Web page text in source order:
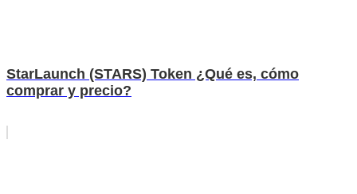
StarLaunch (STARS) Token ¿Qué es, cómo
comprar y precio?